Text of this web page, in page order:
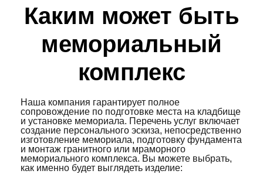
Каким может быть
мемориальный
комплекс
Наша компания гарантирует полное
сопровождение по подготовке места на кладбище
и установке мемориала. Перечень услуг включает
создание персонального эскиза, непосредственно
изготовление мемориала, подготовку фундамента
и монтаж гранитного или мраморного
мемориального комплекса. Вы можете выбрать,
как именно будет выглядеть изделие: